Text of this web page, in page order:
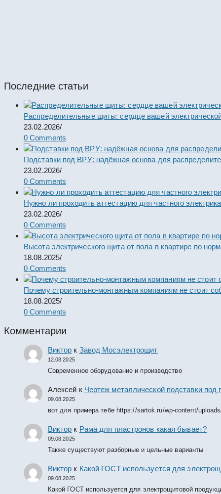
Последние статьи
Распределительные щиты: сердце вашей
23.02.2026/
0 Comments
Подставки под ВРУ: надёжная основа для
23.02.2026/
0 Comments
Нужно ли проходить аттестацию для частного
23.02.2026/
0 Comments
Высота электрического щита от пола в квартире по
18.08.2025/
0 Comments
Почему строительно-монтажным компаниям не стоит
18.08.2025/
0 Comments
Комментарии
Виктор к Завод Мосэлектрощит
12.08.2025
Современное оборудование и производство
Алексей к Чертеж металлической подставки
09.08.2025
вот для примера тебе https://sartok.ru/wp-content/
Виктор к Рама для пластронов какая бывает?
09.08.2025
Также существуют разборные и цельные варианты
Виктор к Какой ГОСТ используется для
09.08.2025
Какой ГОСТ используется для электрощитовой